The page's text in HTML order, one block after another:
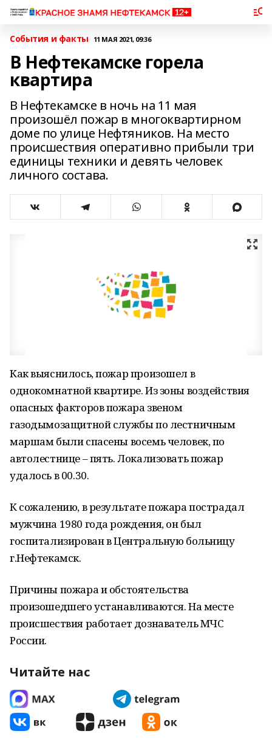
События и факты 11 МАЯ 2021, 09:36
В Нефтекамске горела
квартира
В Нефтекамске в ночь на 11 мая
произошёл пожар в многоквартирном
доме по улице Нефтяников. На место
происшествия оперативно прибыли три
единицы техники и девять человек
личного состава.
Как выяснилось, пожар произошел в
однокомнатной квартире. Из зоны воздействия
опасных факторов пожара звеном
газодымозащитной службы по лестничным
маршам были спасены восемь человек, по
автолестнице – пять. Локализовать пожар
удалось в 00.30.
К сожалению, в результате пожара пострадал
мужчина 1980 года рождения, он был
госпитализирован в Центральную больницу
г.Нефтекамск.
Причины пожара и обстоятельства
произошедшего устанавливаются. На месте
происшествия работает дознаватель МЧС
России.
Читайте нас